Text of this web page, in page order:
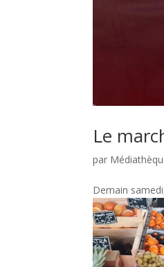
Le
par
Demain